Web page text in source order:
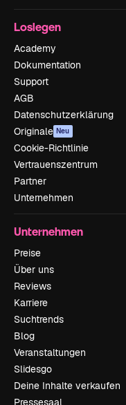
Loslegen
Academy
Dokumentation
Support
AGB
Datenschutzerklärung
Originale Neu
Cookie-Richtlinie
Vertrauenszentrum
Partner
Unternehmen
Unternehmen
Preise
Über uns
Reviews
Karriere
Suchtrends
Blog
Veranstaltungen
Slidesgo
Deine Inhalte verkaufen
Pressesaal